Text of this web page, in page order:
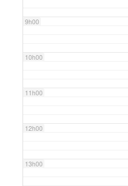
9h00
10h00
11h00
12h00
13h00